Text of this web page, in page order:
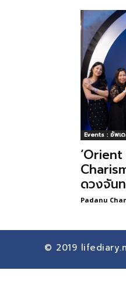
Events : อัพเ
ดวงจัน
Padanu
© 2019